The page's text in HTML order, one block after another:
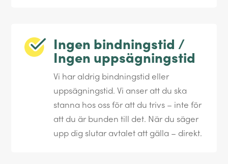
Ingen bindningstid /
Ingen uppsägningstid
Vi har aldrig bindningstid eller
uppsägningstid. Vi anser att du ska
stanna hos oss för att du trivs – inte för
att du är bunden till det. När du säger
upp dig slutar avtalet att gälla – direkt.